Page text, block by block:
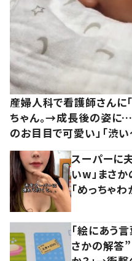
産婦人科で看護師さんに
ちゃん。→成長後の姿に…
のお目目で可愛い」「渋い
スーパーに
いw」まさか
「めっちゃ
「絵にあう
さかの解答